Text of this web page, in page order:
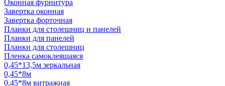
Оконная фурнитура
Завертка оконная
Завертка форточная
Планки для столешниц и панелей
Планки для панелей
Планки для столешниц
Пленка самоклеящаяся
0,45*13,5м зеркальная
0,45*8м
0,45*8м витражная